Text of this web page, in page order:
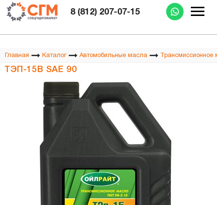
8 (812) 207-07-15
Изготовление РВД при Вас за 15 минут
Главная Каталог Автомобильные масла Трансмиссионное
ТЭП-15В SAE 90